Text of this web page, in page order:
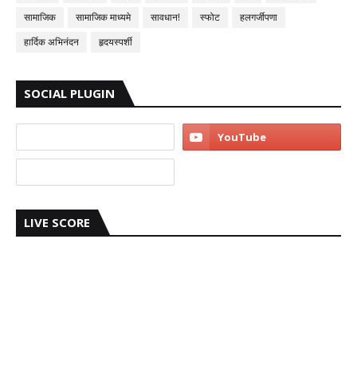
सामाजिक
सामाजिक माध्यमे सावधान! स्फोट
हलगर्जीपणा
हार्दिक अभिनंदन
हृदयस्पर्शी
SOCIAL PLUGIN
LIVE SCORE